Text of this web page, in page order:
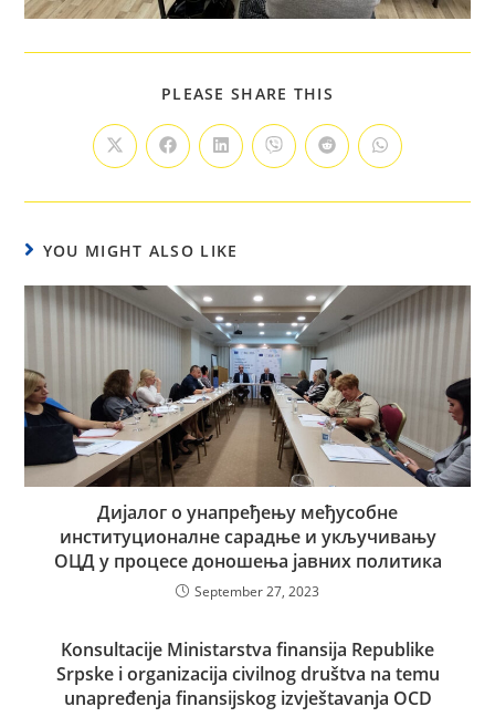
PLEASE SHARE THIS
YOU MIGHT ALSO LIKE
Дијалог о унапређењу међусобне
институционалне сарадње и укључивању
ОЦД у процесе доношења јавних политика
September 27, 2023
Konsultacije Ministarstva finansija Republike
Srpske i organizacija civilnog društva na temu
unapređenja finansijskog izvještavanja OCD